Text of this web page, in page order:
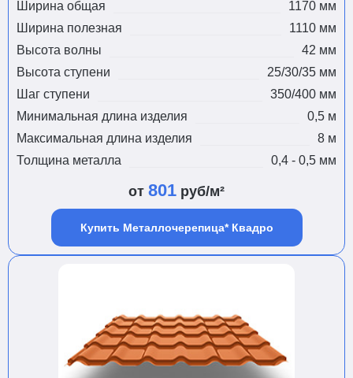
Ширина общая
1170 мм
Ширина полезная
1110 мм
Высота волны
42 мм
Высота ступени
25/30/35 мм
Шаг ступени
350/400 мм
Минимальная длина изделия
0,5 м
Максимальная длина изделия
8 м
Толщина металла
0,4 - 0,5 мм
от 801 руб/м²
Купить Металлочерепица* Квадро